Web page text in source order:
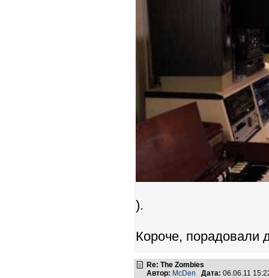
).
Короче, порадовали
Re: The Zombies
Автор: McDen Дата: 06.06.11